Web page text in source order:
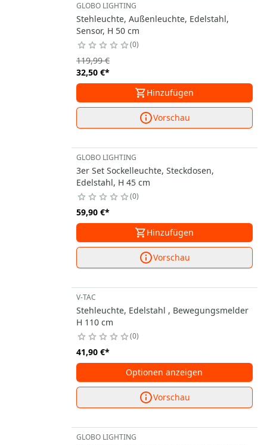
GLOBO LIGHTING
Stehleuchte, Außenleuchte, Edelstahl,
Sensor, H 50 cm
0
32,50 €*
119,99 €
Hinzufügen
Vorschau
GLOBO LIGHTING
3er Set Sockelleuchte, Steckdosen,
Edelstahl, H 45 cm
0
59,90 €*
Hinzufügen
Vorschau
V-TAC
Stehleuchte, Edelstahl , Bewegungsmelder
H 110 cm
0
41,90 €*
Optionen anzeigen
Vorschau
GLOBO LIGHTING